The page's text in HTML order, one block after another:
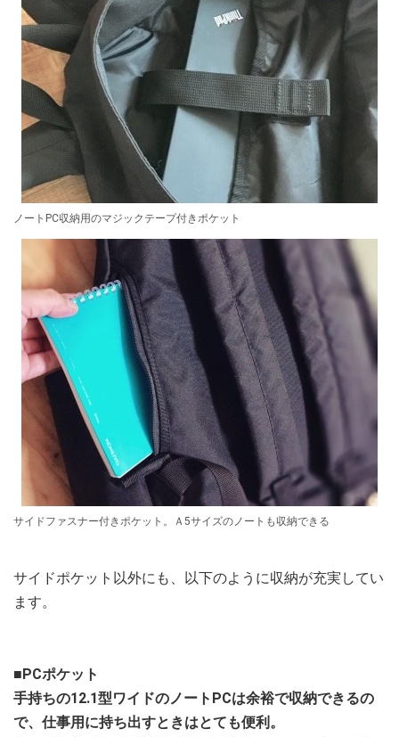
ノートPC収納用のマジックテープ付きポケット
サイドファスナー付きポケット。Ａ5サイズのノートも収納できる
サイドポケット以外にも、以下のように収納が充実してい
ます。
■PCポケット
手持ちの12.1型ワイドのノートPCは余裕で収納できるの
で、仕事用に持ち出すときはとても便利。